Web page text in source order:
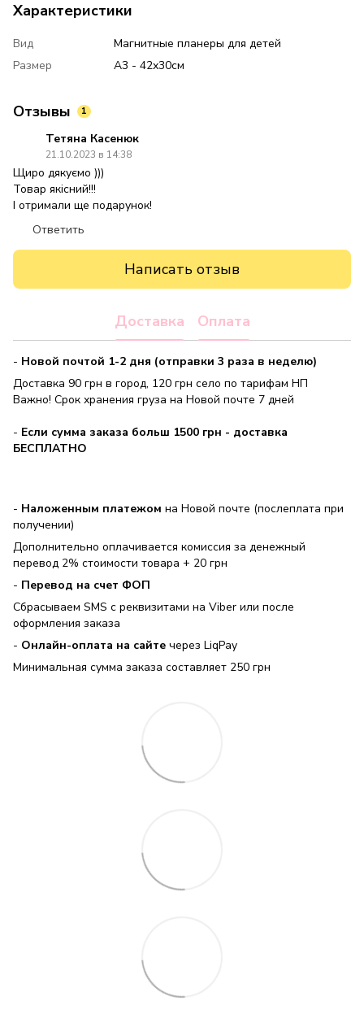
Характеристики
Вид
Магнитные планеры для детей
Размер
А3 - 42х30см
Отзывы 1
Тетяна Касенюк
21.10.2023 в 14:38
Щиро дякуємо )))
Товар якісний!!!
І отримали ще подарунок!
Ответить
Написать отзыв
Доставка Оплата
- Новой почтой 1-2 дня (отправки 3 раза в неделю)
Доставка 90 грн в город, 120 грн село по тарифам НП
Важно! Срок хранения груза на Новой почте 7 дней
- Если сумма заказа больш 1500 грн - доставка
БЕСПЛАТНО
- Наложенным платежом на Новой почте (послеплата при
получении)
Дополнительно оплачивается комиссия за денежный
перевод 2% стоимости товара + 20 грн
- Перевод на счет ФОП
Сбрасываем SMS с реквизитами на Viber или после
оформления заказа
- Онлайн-оплата на сайте через LiqPay
Минимальная сумма заказа составляет 250 грн